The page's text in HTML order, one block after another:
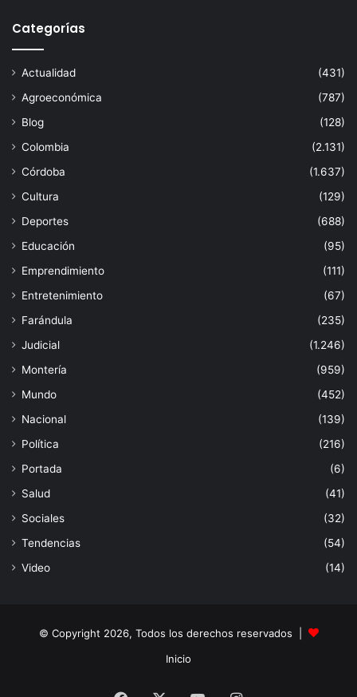
Categorías
Actualidad
(431)
Agroeconómica
(787)
Blog
(128)
Colombia
(2.131)
Córdoba
(1.637)
Cultura
(129)
Deportes
(688)
Educación
(95)
Emprendimiento
(111)
Entretenimiento
(67)
Farándula
(235)
Judicial
(1.246)
Montería
(959)
Mundo
(452)
Nacional
(139)
Política
(216)
Portada
(6)
Salud
(41)
Sociales
(32)
Tendencias
(54)
Video
(14)
© Copyright 2026, Todos los derechos reservados |
Inicio